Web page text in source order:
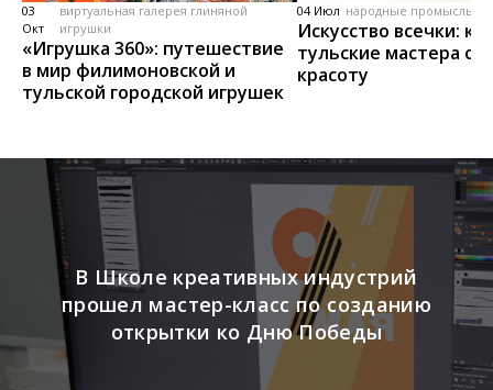
03
Окт
виртуальная галерея глиняной
игрушки
«Игрушка 360»: путешествие
в мир филимоновской и
тульской городской игрушек
04 Июл народные промыслы,
Искусство всечки: как
тульские мастера
красоту
В Школе креативных индустрий
прошел мастер-класс по созданию
открытки ко Дню Победы